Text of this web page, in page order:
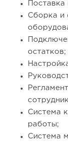
Сборка и
остатков;
Система
работы;
Система